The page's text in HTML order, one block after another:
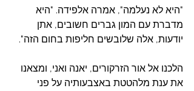
"היא לא נעלמה", אמרה אלפידה. "היא
מדברת עם המון גברים חשובים, אתן
יודעות, אלה שלובשים חליפות בחום הזה".
הלכנו אל אור הזרקורים, יאנה ואני, ומצאנו
את ענת מלהטטת באצבעותיה על פני